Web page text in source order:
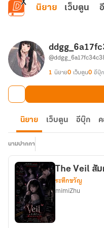
ข้ามไปยังเนื้อหาหลัก
นิยาย เว็บตูน
1 นิยาย0 เว็บตูน0 อีบุ๊ก
นิยาย เว็บตูน อีบุ๊ก
นามปากกา
ระทึกขวัญ
mimiZhu